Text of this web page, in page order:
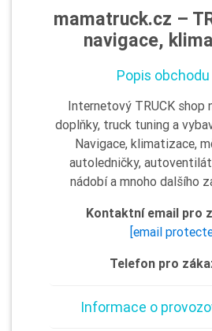
mamatruck.cz –
navigace,
Popis obchodu
Internetový TRUCK shop
doplňky, truck tuning a
Navigace, klimatizace,
autoledničky,
nádobí a mnoho dalšího
Kontaktní email pro
[email
Telefon pro
Informace o